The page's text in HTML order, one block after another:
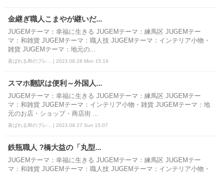
金継ぎ職人こまやが継いだ...
JUGEMテーマ：幸福に生きる JUGEMテーマ：練馬区 JUGEMテー
マ：和雑貨 JUGEMテーマ：職人技 JUGEMテーマ：インテリア小物・
雑貨 JUGEMテーマ：地元の...
喜ばれる和のプレ... | 2023.08.28 Mon 15:19
スマホ翻訳は便利～外国人...
JUGEMテーマ：幸福に生きる JUGEMテーマ：練馬区 JUGEMテー
マ：和雑貨 JUGEMテーマ：インテリア小物・雑貨 JUGEMテーマ：地
元のお店・ショップ・商店街 ...
喜ばれる和のプレ... | 2023.08.27 Sun 15:07
鉄瓶職人 ?橋大益の「丸型...
JUGEMテーマ：幸福に生きる JUGEMテーマ：練馬区 JUGEMテー
マ：和雑貨 JUGEMテーマ：職人技 JUGEMテーマ：インテリア小物・